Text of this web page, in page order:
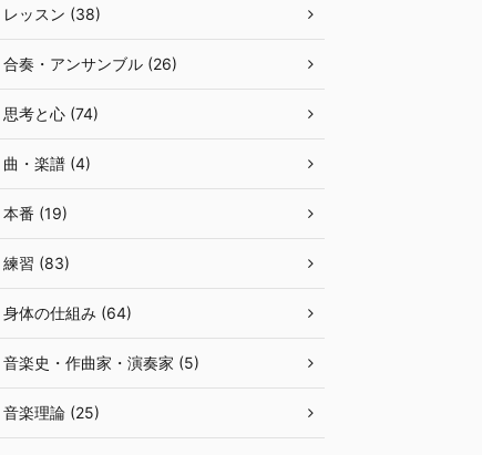
レッスン (38)
合奏・アンサンブル (26)
思考と心 (74)
曲・楽譜 (4)
本番 (19)
練習 (83)
身体の仕組み (64)
音楽史・作曲家・演奏家 (5)
音楽理論 (25)